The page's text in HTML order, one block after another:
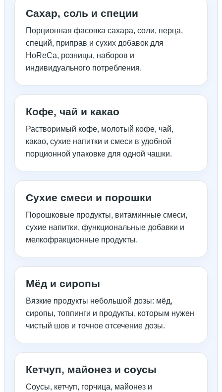
Сахар, соль и специи
Порционная фасовка сахара, соли, перца,
специй, приправ и сухих добавок для
HoReCa, розницы, наборов и
индивидуального потребления.
Кофе, чай и какао
Растворимый кофе, молотый кофе, чай,
какао, сухие напитки и смеси в удобной
порционной упаковке для одной чашки.
Сухие смеси и порошки
Порошковые продукты, витаминные смеси,
сухие напитки, функциональные добавки и
мелкофракционные продукты.
Мёд и сиропы
Вязкие продукты небольшой дозы: мёд,
сиропы, топпинги и продукты, которым нужен
чистый шов и точное отсечение дозы.
Кетчуп, майонез и соусы
Соусы, кетчуп, горчица, майонез и